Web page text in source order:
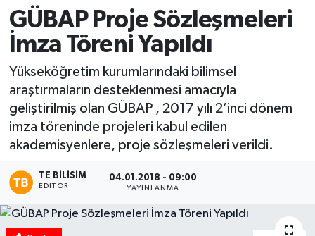
GÜBAP Proje Sözleşmeleri
İmza Töreni Yapıldı
Yükseköğretim kurumlarındaki bilimsel
araştırmaların desteklenmesi amacıyla
geliştirilmiş olan GÜBAP , 2017 yılı 2’inci dönem
imza töreninde projeleri kabul edilen
akademisyenlere, proje sözleşmeleri verildi.
TE BILISIM
EDITÖR
04.01.2018 - 09:00
YAYINLANMA
Süper Lig Puan Durumu ve Fikstür
Tüm Manşetler
Son Dakika Haberleri
Haber Arşivi